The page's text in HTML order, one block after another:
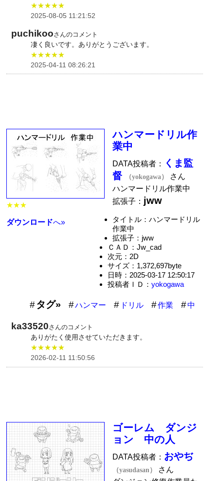
★★★★★
2025-08-05 11:21:52
puchikooさんのコメント
凄く良いです。ありがとうございます。
★★★★★
2025-04-11 08:26:21
★★★
ダウンロードへ»
ハンマードリル作
業中
DATA投稿者：
くま監
督
（yokogawa）
さん
ハンマードリル作業中
拡張子： jww
タイトル：ハンマードリル
作業中
拡張子：jww
ＣＡＤ：Jw_cad
次元：2D
サイズ：1,372,697byte
日時：2025-03-17 12:50:17
投稿者ＩＤ： yokogawa
タグ» ハンマー ドリル 作業 中
ka33520さんのコメント
ありがたく使用させていただきます。
★★★★★
2026-02-11 11:50:56
ゴーレム ダンジ
ョン 中の人
DATA投稿者： おやぢ
（yasudasan）
さん